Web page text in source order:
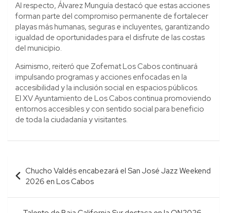
Al respecto, Álvarez Munguía destacó que estas acciones
forman parte del compromiso permanente de fortalecer
playas más humanas, seguras e incluyentes, garantizando
igualdad de oportunidades para el disfrute de las costas
del municipio.
Asimismo, reiteró que Zofemat Los Cabos continuará
impulsando programas y acciones enfocadas en la
accesibilidad y la inclusión social en espacios públicos.
El XV Ayuntamiento de Los Cabos continua promoviendo
entornos accesibles y con sentido social para beneficio
de toda la ciudadanía y visitantes.
Navegación
de
entradas
Chucho Valdés encabezará el San José Jazz Weekend
2026 en Los Cabos